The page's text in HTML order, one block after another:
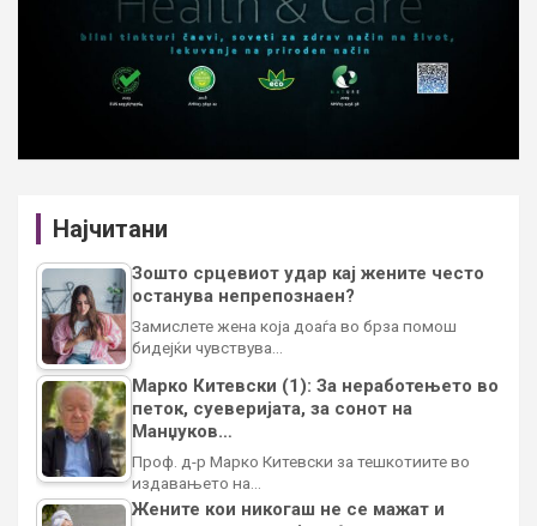
Најчитани
Зошто срцевиот удар кај жените често
останува непрепознаен?
Замислете жена која доаѓа во брза помош
бидејќи чувствува…
Марко Китевски (1): За неработењето во
петок, суеверијата, за сонот на
Манџуков…
Проф. д-р Марко Китевски за тешкотиите во
издавањето на…
Жените кои никогаш не се мажат и